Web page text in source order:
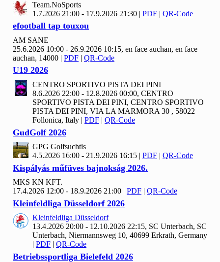
Team.NoSports
1.7.2026 21:00 - 17.9.2026 21:30 | PDF | QR-Code
efootball tap touxou
AM SANE
25.6.2026 10:00 - 26.9.2026 10:15, en face auchan, en face
auchan, 14000 | PDF | QR-Code
U19 2026
CENTRO SPORTIVO PISTA DEI PINI
8.6.2026 22:00 - 12.8.2026 00:00, CENTRO
SPORTIVO PISTA DEI PINI, CENTRO SPORTIVO
PISTA DEI PINI, VIA LA MARMORA 30 , 58022
Follonica, Italy | PDF | QR-Code
GudGolf 2026
GPG Golfsuchtis
4.5.2026 16:00 - 21.9.2026 16:15 | PDF | QR-Code
Kispályás műfüves bajnokság 2026.
MKS KN KFT.
17.4.2026 12:00 - 18.9.2026 21:00 | PDF | QR-Code
Kleinfeldliga Düsseldorf 2026
Kleinfeldliga Düsseldorf
13.4.2026 20:00 - 12.10.2026 22:15, SC Unterbach, SC
Unterbach, Niermannsweg 10, 40699 Erkrath, Germany
| PDF | QR-Code
Betriebssportliga Bielefeld 2026